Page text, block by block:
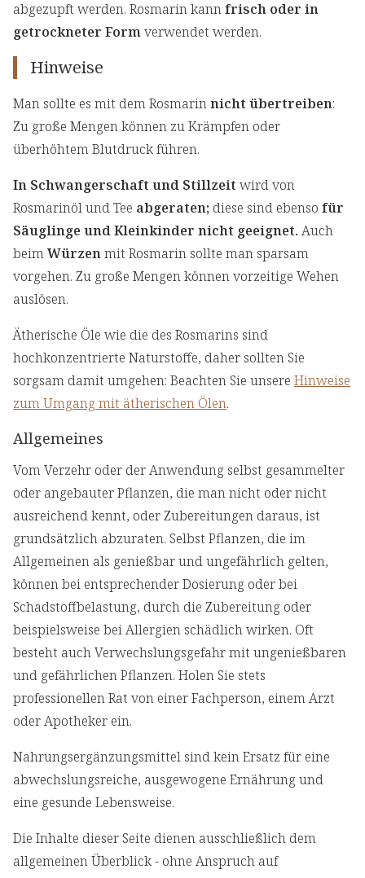
abgezupft werden. Rosmarin kannfrisch oder in
getrockneter Formverwendet werden.
Hinweise
Man sollte es mit dem Rosmarinnicht übertreiben:
Zu große Mengen können zu Krämpfen oder
überhöhtem Blutdruck führen.
In Schwangerschaft und Stillzeit wird von
Rosmarinöl und Tee abgeraten; diese sind ebenso für
Säuglinge und Kleinkinder nicht geeignet. Auch
beimWürzenmit Rosmarin sollte man sparsam
vorgehen. Zu große Mengen können vorzeitige Wehen
auslösen.
Ätherische Öle wie die des Rosmarins sind
hochkonzentrierte Naturstoffe, daher sollten Sie
sorgsam damit umgehen: Beachten Sie unsere Hinweise
zum Umgang mit ätherischen Ölen.
Allgemeines
Vom Verzehr oder der Anwendung selbst gesammelter
oder angebauter Pflanzen, die man nicht oder nicht
ausreichend kennt, oder Zubereitungen daraus, ist
grundsätzlich abzuraten. Selbst Pflanzen, die im
Allgemeinen als genießbar und ungefährlich gelten,
können bei entsprechender Dosierung oder bei
Schadstoffbelastung, durch die Zubereitung oder
beispielsweise bei Allergien schädlich wirken. Oft
besteht auch Verwechslungsgefahr mit ungenießbaren
und gefährlichen Pflanzen. Holen Sie stets
professionellen Rat von einer Fachperson, einem Arzt
oder Apotheker ein.
Nahrungsergänzungsmittel sind kein Ersatz für eine
abwechslungsreiche, ausgewogene Ernährung und
eine gesunde Lebensweise.
Die Inhalte dieser Seite dienen ausschließlich dem
allgemeinen Überblick - ohne Anspruch auf